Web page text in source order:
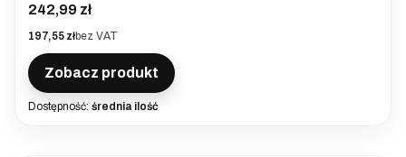
Cena
242,99 zł
Cena
197,55 złbez VAT
Zobacz produkt
Dostępność: średnia ilość